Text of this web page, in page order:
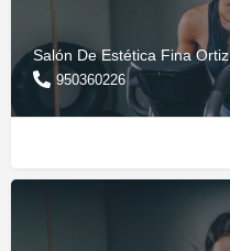
Salón De Estética Fina Ortiz
950360226